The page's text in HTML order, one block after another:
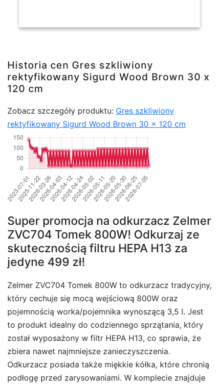
Historia cen Gres szkliwiony
rektyfikowany Sigurd Wood Brown 30 x
120 cm
Zobacz szczegóły produktu: Gres szkliwiony
rektyfikowany Sigurd Wood Brown 30 x 120 cm
Super promocja na odkurzacz Zelmer
ZVC704 Tomek 800W! Odkurzaj ze
skutecznością filtru HEPA H13 za
jedyne 499 zł!
Zelmer ZVC704 Tomek 800W to odkurzacz tradycyjny,
który cechuje się mocą wejściową 800W oraz
pojemnością worka/pojemnika wynoszącą 3,5 l. Jest
to produkt idealny do codziennego sprzątania, który
został wyposażony w filtr HEPA H13, co sprawia, że
zbiera nawet najmniejsze zanieczyszczenia.
Odkurzacz posiada także miękkie kółka, które chronią
podłogę przed zarysowaniami. W komplecie znajduje